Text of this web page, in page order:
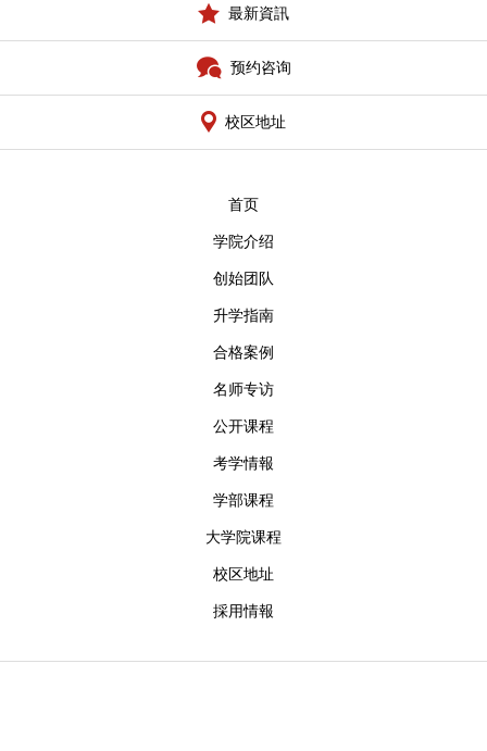
最新資訊
预约咨询
校区地址
首页
学院介绍
创始团队
升学指南
合格案例
名师专访
公开课程
考学情報
学部课程
大学院课程
校区地址
採用情報